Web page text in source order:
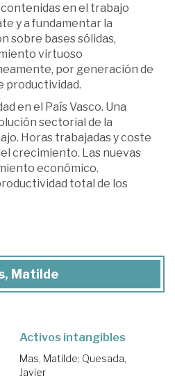
en el trabajo
y a fundamentar la
sobre bases sólidas,
virtuoso
por generación de
productividad.
en el País Vasco. Una
sectorial de la
Horas trabajadas y coste
crecimiento. Las nuevas
económico.
total de los
Matilde
Activos intangibles
Mas, Matilde; Quesada,
Javier